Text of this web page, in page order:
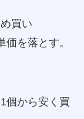
買い
を落とす。
個から安く買